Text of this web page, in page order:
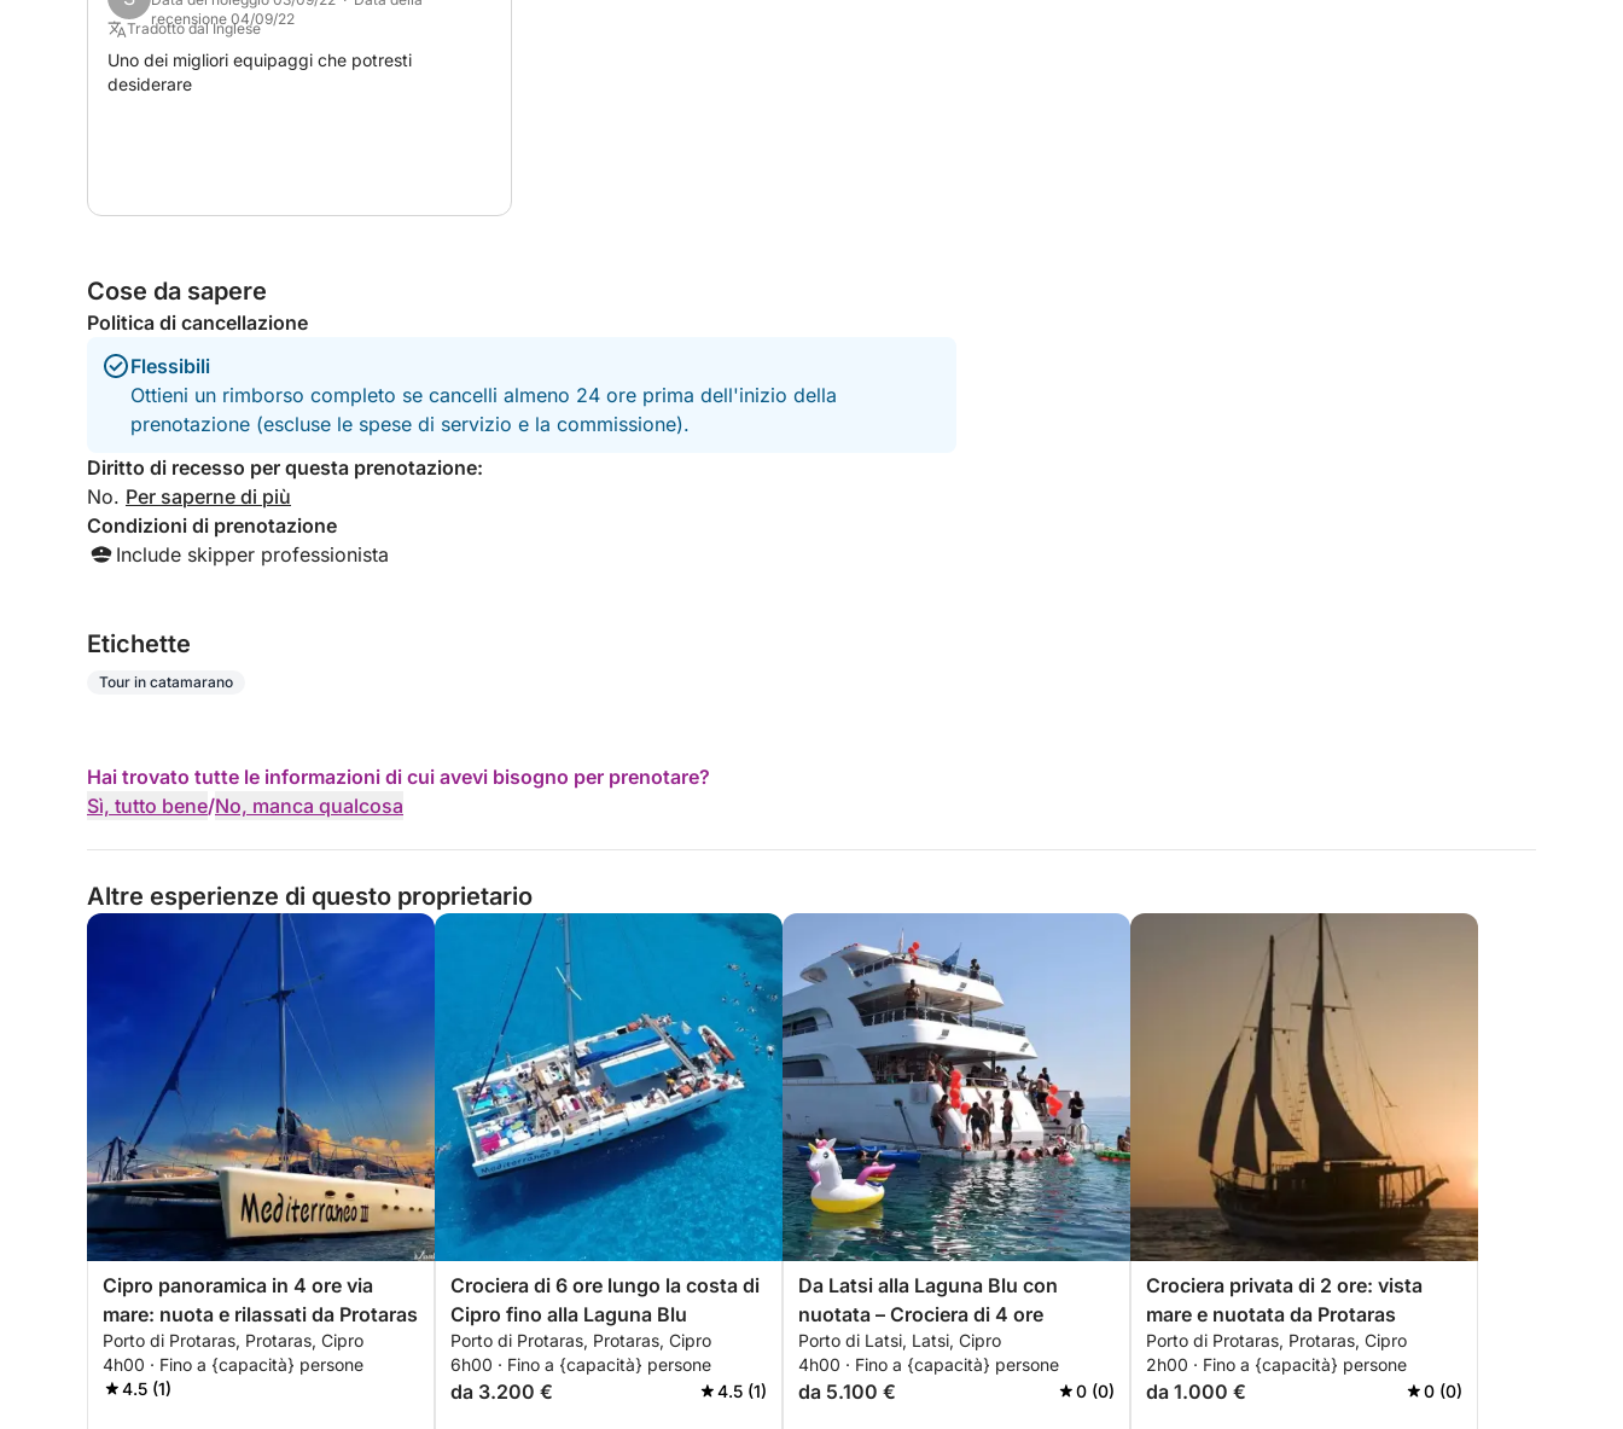
recensione 04/09/22
Tradotto dal Inglese
Uno dei migliori equipaggi che potresti
desiderare
Cose da sapere
Politica di cancellazione
Flessibili
Ottieni un rimborso completo se cancelli almeno 24 ore prima dell'inizio della
prenotazione (escluse le spese di servizio e la commissione).
Diritto di recesso per questa prenotazione:
No. Per saperne di più
Condizioni di prenotazione
Include skipper professionista
Etichette
Tour in catamarano
Hai trovato tutte le informazioni di cui avevi bisogno per prenotare?
Sì, tutto bene/No, manca qualcosa
Altre esperienze di questo proprietario
Cipro panoramica in 4 ore via
mare: nuota e rilassati da Protaras
Porto di Protaras, Protaras, Cipro
4h00 · Fino a {capacità} persone
4.5 (1)
Crociera di 6 ore lungo la costa di
Cipro fino alla Laguna Blu
Porto di Protaras, Protaras, Cipro
6h00 · Fino a {capacità} persone
da 3.200 € 4.5 (1)
Da Latsi alla Laguna Blu con
nuotata – Crociera di 4 ore
Porto di Latsi, Latsi, Cipro
4h00 · Fino a {capacità} persone
da 5.100 € 0 (0)
Crociera privata di 2 ore: vista
mare e nuotata da Protaras
Porto di Protaras, Protaras, Cipro
2h00 · Fino a {capacità} persone
da 1.000 € 0 (0)